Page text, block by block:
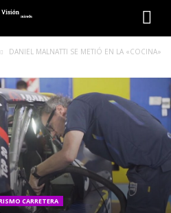
DANIEL MALNATTI SE METIÓ EN LA «COCINA»
CARRETERA